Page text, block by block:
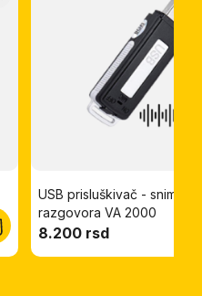
USB prisluškivač - snimač
razgovora VA 2000
8.200 rsd